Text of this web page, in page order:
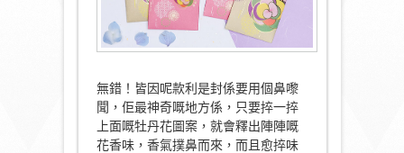
無錯！皆因呢款利是封係要用個鼻嚟
聞，佢最神奇嘅地方係，只要捽一捽
上面嘅牡丹花圖案，就會釋出陣陣嘅
花香味，香氣撲鼻而來，而且愈捽味